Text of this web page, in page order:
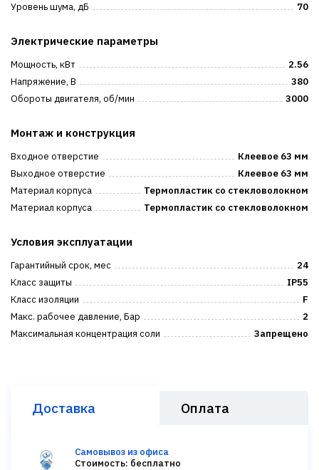
Уровень шума, дБ
70
Электрические параметры
Мощность, кВт
2.56
Напряжение, В
380
Обороты двигателя, об/мин
3000
Монтаж и конструкция
Входное отверстие
Клеевое 63 мм
Выходное отверстие
Клеевое 63 мм
Материал корпуса
Термопластик со стекловолокном
Материал корпуса
Термопластик со стекловолокном
Условия эксплуатации
Гарантийный срок, мес
24
Класс защиты
IP55
Класс изоляции
F
Макс. рабочее давление, Бар
2
Максимальная концентрация соли
Запрещено
Доставка Оплата
Самовывоз из офиса
Стоимость: бесплатно